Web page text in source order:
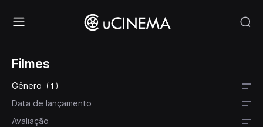
Filmes
Gênero ( 1 )
Data de lançamento
Avaliação